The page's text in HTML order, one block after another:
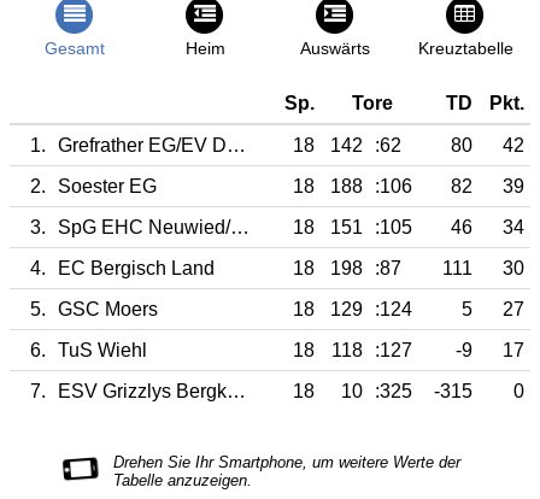
Gesamt Heim Auswärts Kreuztabelle
Sp. Tore TD Pkt.
1. Grefrather EG/EV Duisburg 18 142 :62 80
42
2.
Soester EG 18 188 :106 82
39
3.
SpG EHC Neuwied/EG Diez Limburg 18 151 :105 46
34
4.
EC Bergisch Land 18 198 :87 111
30
5.
GSC Moers 18 129 :124 5
27
6.
TuS Wiehl 18 118 :127 -9
17
7.
ESV Grizzlys Bergkamen 18 10 :325 -315 0